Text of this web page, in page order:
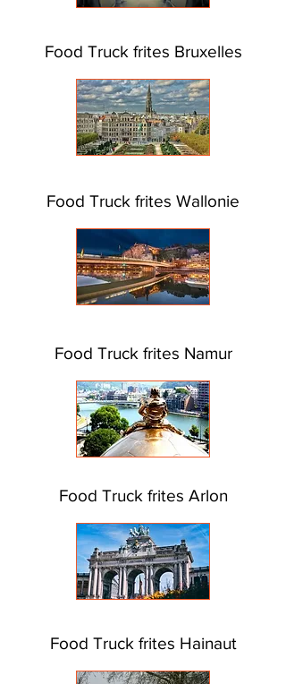
Food Truck frites Bruxelles
Food Truck frites Wallonie
Food Truck frites Namur
Food Truck frites Arlon
Food Truck frites Hainaut